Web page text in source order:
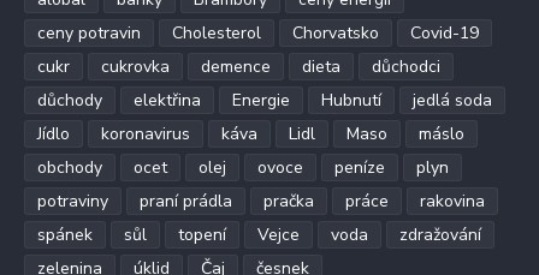
ceny potravin
Cholesterol Chorvatsko
Covid-19
cukr
cukrovka demence dieta
důchodci
důchody
elektřina Energie Hubnutí
jedlá soda
Jídlo
koronavirus káva Lidl Maso
máslo
obchody
ocet olej ovoce peníze
plyn
potraviny
praní prádla pračka práce
rakovina
spánek
sůl topení Vejce voda
zdražování
zelenina
úklid Čaj česnek